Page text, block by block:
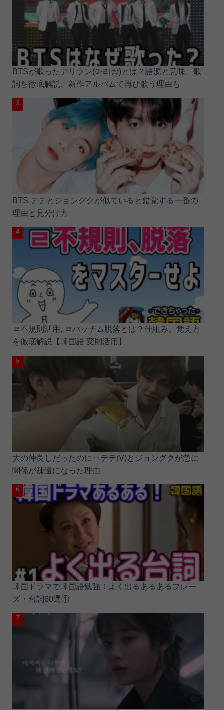
BTSが歌ったアリラン(아리랑)とは？語源と意味、歌
詞を徹底解説、新作アルバムで再び歌う理由も
BTS テテとジョングクが似ていると錯覚する一番の
理由と見分け方
ㄹ不規則活用, ㄹパッチム脱落とは？仕組み、覚え方
を徹底解説【韓国語 変則活用】
大の仲良しだったのに‥テテ(V)とジョングクが急に
関係が疎遠になった理由
韓国ドラマで韓国語勉強！よく出るあるあるフレー
ズ・台詞60選①